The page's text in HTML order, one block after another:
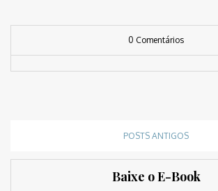
0 Comentários
POSTS ANTIGOS
Baixe o E-Book